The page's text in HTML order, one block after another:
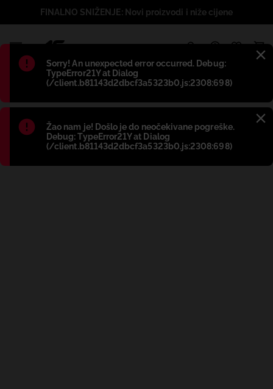
Błąd:
Sorry! An unexpected error occurred. Debug:
TypeError21Y at Dialog
(/client.b81143d2dbcf3a5323b0.js:2308:698)
Błąd:
Žao nam je! Došlo je do neočekivane pogreške.
Debug: TypeError21Y at Dialog
(/client.b81143d2dbcf3a5323b0.js:2308:698)
FINALNO SNIŽENJE: Novi proizvodi i niže cijene